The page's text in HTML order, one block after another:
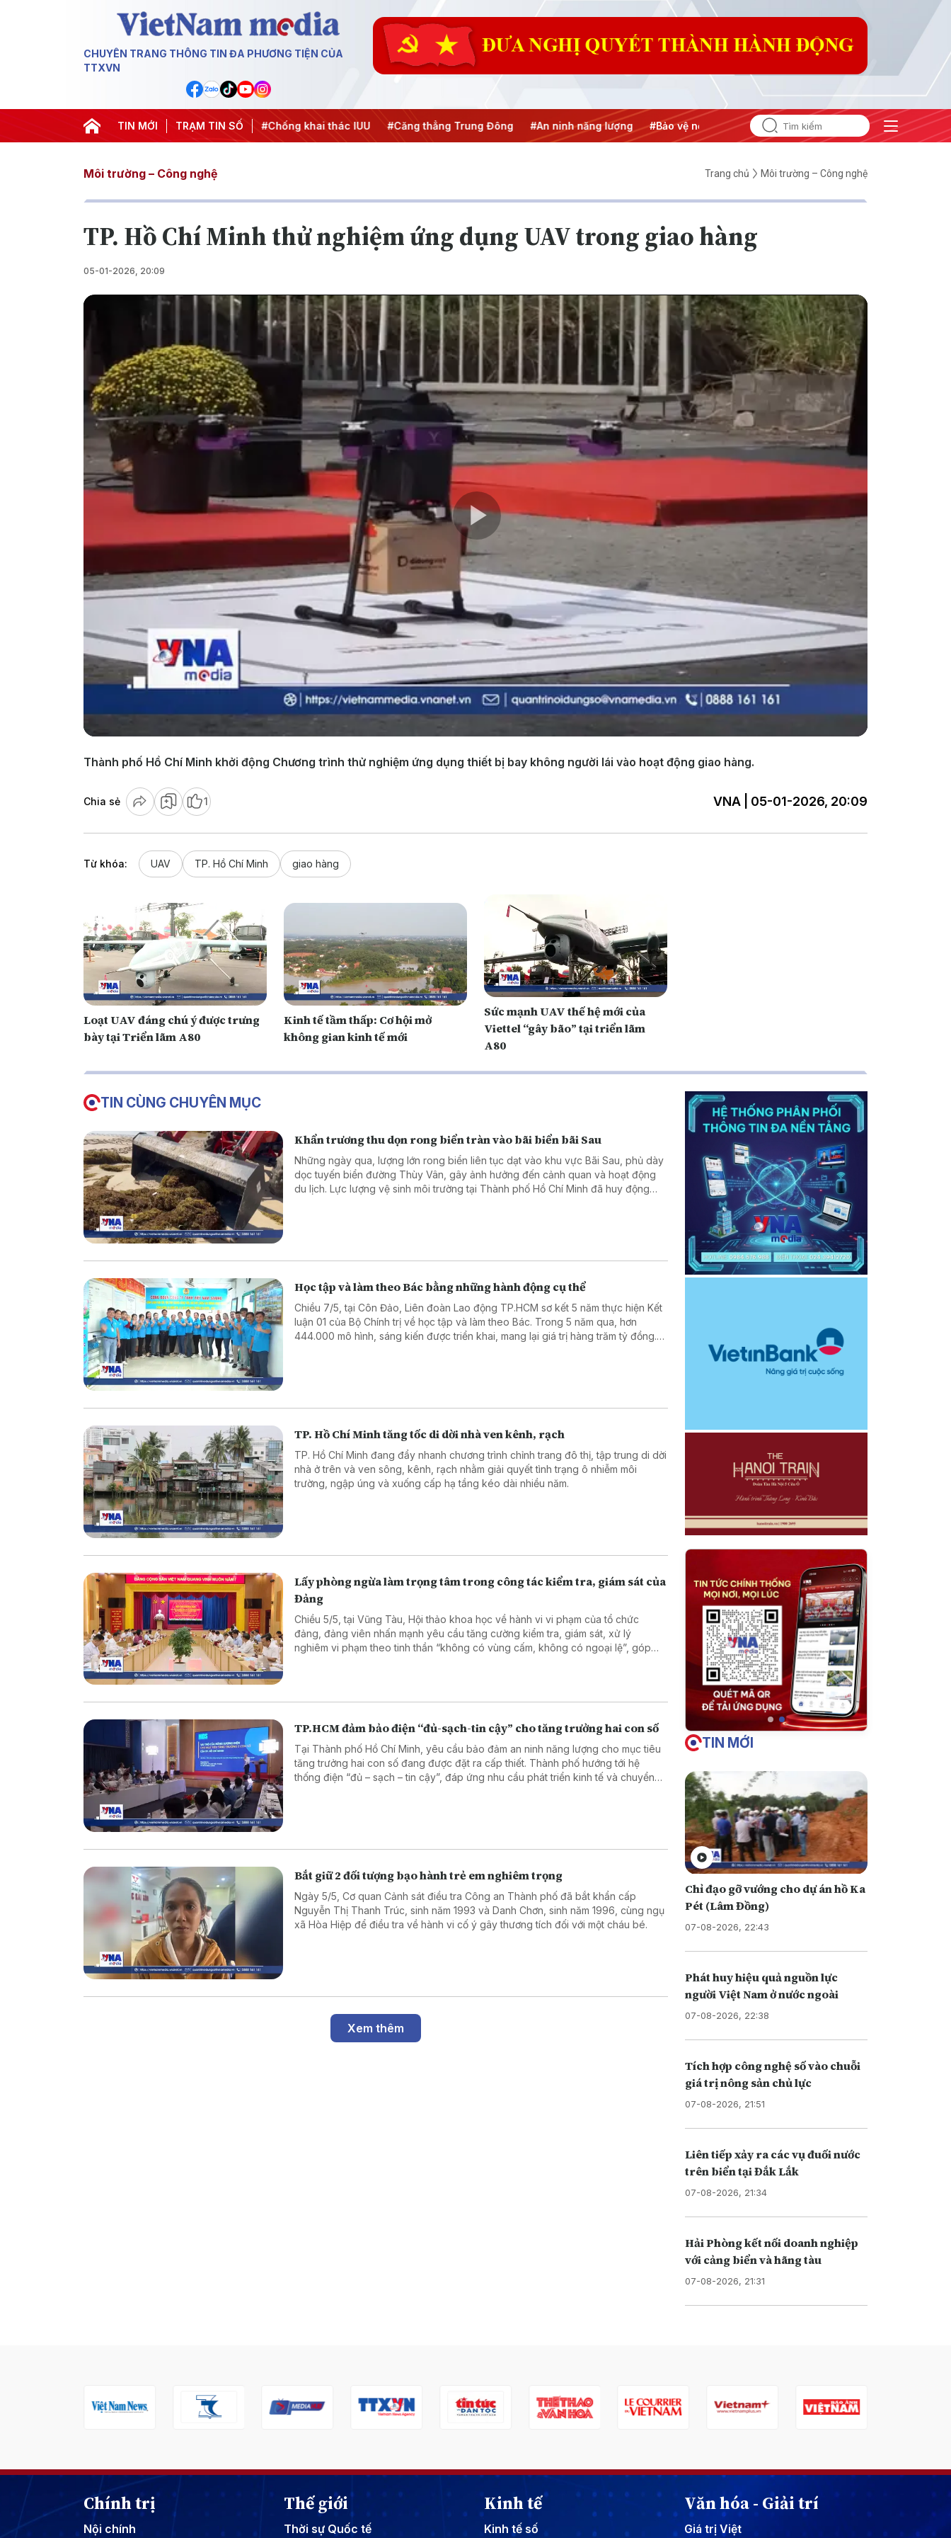
CHUYÊN TRANG THÔNG TIN ĐA PHƯƠNG TIỆN CỦA
TTXVN
TIN MỚI TRẠM TIN SỐ
#Chiến dịch 500 ngày đêm #Chống khai thác IUU #Căng thẳng Trung Đông #An ninh năng lượng #Bảo vệ nền tảng tư tưởng của Đảng #Hội nghị Trung ương 3
Môi trường – Công nghệ Trang chủ Môi trường – Công nghệ
TP. Hồ Chí Minh thử nghiệm ứng dụng UAV trong giao hàng
05-01-2026, 20:09
Play
Video
Thành phố Hồ Chí Minh khởi động Chương trình thử nghiệm ứng dụng thiết bị bay không người lái vào hoạt động giao hàng.
Chia sẻ 1 VNA | 05-01-2026, 20:09
Từ khóa: UAV TP. Hồ Chí Minh giao hàng
Loạt UAV đáng chú ý được trưng
bày tại Triển lãm A80
Kinh tế tầm thấp: Cơ hội mở
không gian kinh tế mới
Sức mạnh UAV thế hệ mới của
Viettel “gây bão” tại triển lãm
A80
TIN CÙNG CHUYÊN MỤC
Khẩn trương thu dọn rong biển tràn vào bãi biển bãi Sau
Những ngày qua, lượng lớn rong biển liên tục dạt vào khu vực Bãi Sau, phủ dày
dọc tuyến biển đường Thùy Vân, gây ảnh hưởng đến cảnh quan và hoạt động
du lịch. Lực lượng vệ sinh môi trường tại Thành phố Hồ Chí Minh đã huy động
Học tập và làm theo Bác bằng những hành động cụ thể
Chiều 7/5, tại Côn Đảo, Liên đoàn Lao động TP.HCM sơ kết 5 năm thực hiện Kết
luận 01 của Bộ Chính trị về học tập và làm theo Bác. Trong 5 năm qua, hơn
444.000 mô hình, sáng kiến được triển khai, mang lại giá trị hàng trăm tỷ đồng.
TP. Hồ Chí Minh tăng tốc di dời nhà ven kênh, rạch
TP. Hồ Chí Minh đang đẩy nhanh chương trình chỉnh trang đô thị, tập trung di dời
nhà ở trên và ven sông, kênh, rạch nhằm giải quyết tình trạng ô nhiễm môi
trường, ngập úng và xuống cấp hạ tầng kéo dài nhiều năm.
Lấy phòng ngừa làm trọng tâm trong công tác kiểm tra, giám sát của
Đảng
Chiều 5/5, tại Vũng Tàu, Hội thảo khoa học về hành vi vi phạm của tổ chức
đảng, đảng viên nhấn mạnh yêu cầu tăng cường kiểm tra, giám sát, xử lý
nghiêm vi phạm theo tinh thần “không có vùng cấm, không có ngoại lệ”, góp
TP.HCM đảm bảo điện “đủ-sạch-tin cậy” cho tăng trưởng hai con số
Tại Thành phố Hồ Chí Minh, yêu cầu bảo đảm an ninh năng lượng cho mục tiêu
tăng trưởng hai con số đang được đặt ra cấp thiết. Thành phố hướng tới hệ
thống điện “đủ – sạch – tin cậy”, đáp ứng nhu cầu phát triển kinh tế và chuyển
Bắt giữ 2 đối tượng bạo hành trẻ em nghiêm trọng
Ngày 5/5, Cơ quan Cảnh sát điều tra Công an Thành phố đã bắt khẩn cấp
Nguyễn Thị Thanh Trúc, sinh năm 1993 và Danh Chơn, sinh năm 1996, cùng ngụ
xã Hòa Hiệp để điều tra về hành vi cố ý gây thương tích đối với một cháu bé.
Xem thêm
TIN MỚI
Chỉ đạo gỡ vướng cho dự án hồ Ka
Pét (Lâm Đồng)
07-08-2026, 22:43
Phát huy hiệu quả nguồn lực
người Việt Nam ở nước ngoài
07-08-2026, 22:38
Tích hợp công nghệ số vào chuỗi
giá trị nông sản chủ lực
07-08-2026, 21:51
Liên tiếp xảy ra các vụ đuối nước
trên biển tại Đắk Lắk
07-08-2026, 21:34
Hải Phòng kết nối doanh nghiệp
với cảng biển và hãng tàu
07-08-2026, 21:31
Chính trị
Nội chính
Thế giới
Thời sự Quốc tế
Kinh tế
Kinh tế số
Văn hóa - Giải trí
Giá trị Việt